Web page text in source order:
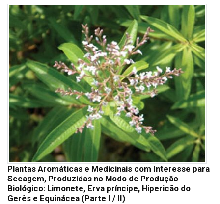
Plantas Aromáticas e Medicinais com Interesse para
Secagem, Produzidas no Modo de Produção
Biológico: Limonete, Erva príncipe, Hipericão do
Gerês e Equinácea (Parte I / II)